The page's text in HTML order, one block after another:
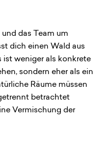
das Team um
dich einen Wald aus
ist weniger als konkrete
sondern eher als ein
Räume müssen
betrachtet
Vermischung der